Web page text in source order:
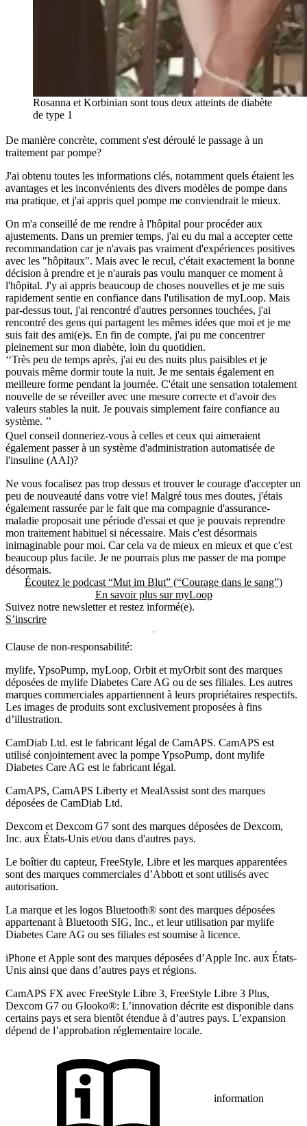
Rosanna et Korbinian sont tous deux atteints de diabète
de type 1
De manière concrète, comment s'est déroulé le passage à un
traitement par pompe?
J'ai obtenu toutes les informations clés, notamment quels étaient les
avantages et les inconvénients des divers modèles de pompe dans
ma pratique, et j'ai appris quel pompe me conviendrait le mieux.
On m'a conseillé de me rendre à l'hôpital pour procéder aux
ajustements. Dans un premier temps, j'ai eu du mal a accepter cette
recommandation car je n'avais pas vraiment d'expériences positives
avec les "hôpitaux". Mais avec le recul, c'était exactement la bonne
décision à prendre et je n'aurais pas voulu manquer ce moment à
l'hôpital. J'y ai appris beaucoup de choses nouvelles et je me suis
rapidement sentie en confiance dans l'utilisation de myLoop. Mais
par-dessus tout, j'ai rencontré d'autres personnes touchées, j'ai
rencontré des gens qui partagent les mêmes idées que moi et je me
suis fait des ami(e)s. En fin de compte, j'ai pu me concentrer
pleinement sur mon diabète, loin du quotidien.
‘‘Très peu de temps après, j'ai eu des nuits plus paisibles et je
pouvais même dormir toute la nuit. Je me sentais également en
meilleure forme pendant la journée. C'était une sensation totalement
nouvelle de se réveiller avec une mesure correcte et d'avoir des
valeurs stables la nuit. Je pouvais simplement faire confiance au
système. ’’
Quel conseil donneriez-vous à celles et ceux qui aimeraient
également passer à un système d'administration automatisée de
l'insuline (AAI)?
Ne vous focalisez pas trop dessus et trouver le courage d'accepter un
peu de nouveauté dans votre vie! Malgré tous mes doutes, j'étais
également rassurée par le fait que ma compagnie d'assurance-
maladie proposait une période d'essai et que je pouvais reprendre
mon traitement habituel si nécessaire. Mais c'est désormais
inimaginable pour moi. Car cela va de mieux en mieux et que c'est
beaucoup plus facile. Je ne pourrais plus me passer de ma pompe
désormais.
Écoutez le podcast “Mut im Blut” (“Courage dans le sang”)
En savoir plus sur myLoop
Suivez notre newsletter et restez informé(e).
S’inscrire
Clause de non-responsabilité:
mylife, YpsoPump, myLoop, Orbit et myOrbit sont des marques
déposées de mylife Diabetes Care AG ou de ses filiales. Les autres
marques commerciales appartiennent à leurs propriétaires respectifs.
Les images de produits sont exclusivement proposées à fins
d’illustration.
CamDiab Ltd. est le fabricant légal de CamAPS. CamAPS est
utilisé conjointement avec la pompe YpsoPump, dont mylife
Diabetes Care AG est le fabricant légal.
CamAPS, CamAPS Liberty et MealAssist sont des marques
déposées de CamDiab Ltd.
Dexcom et Dexcom G7 sont des marques déposées de Dexcom,
Inc. aux États-Unis et/ou dans d'autres pays.
Le boîtier du capteur, FreeStyle, Libre et les marques apparentées
sont des marques commerciales d’Abbott et sont utilisés avec
autorisation.
La marque et les logos Bluetooth® sont des marques déposées
appartenant à Bluetooth SIG, Inc., et leur utilisation par mylife
Diabetes Care AG ou ses filiales est soumise à licence.
iPhone et Apple sont des marques déposées d’Apple Inc. aux États-
Unis ainsi que dans d’autres pays et régions.
CamAPS FX avec FreeStyle Libre 3, FreeStyle Libre 3 Plus,
Dexcom G7 ou Glooko®: L’innovation décrite est disponible dans
certains pays et sera bientôt étendue à d’autres pays. L’expansion
dépend de l’approbation réglementaire locale.
information